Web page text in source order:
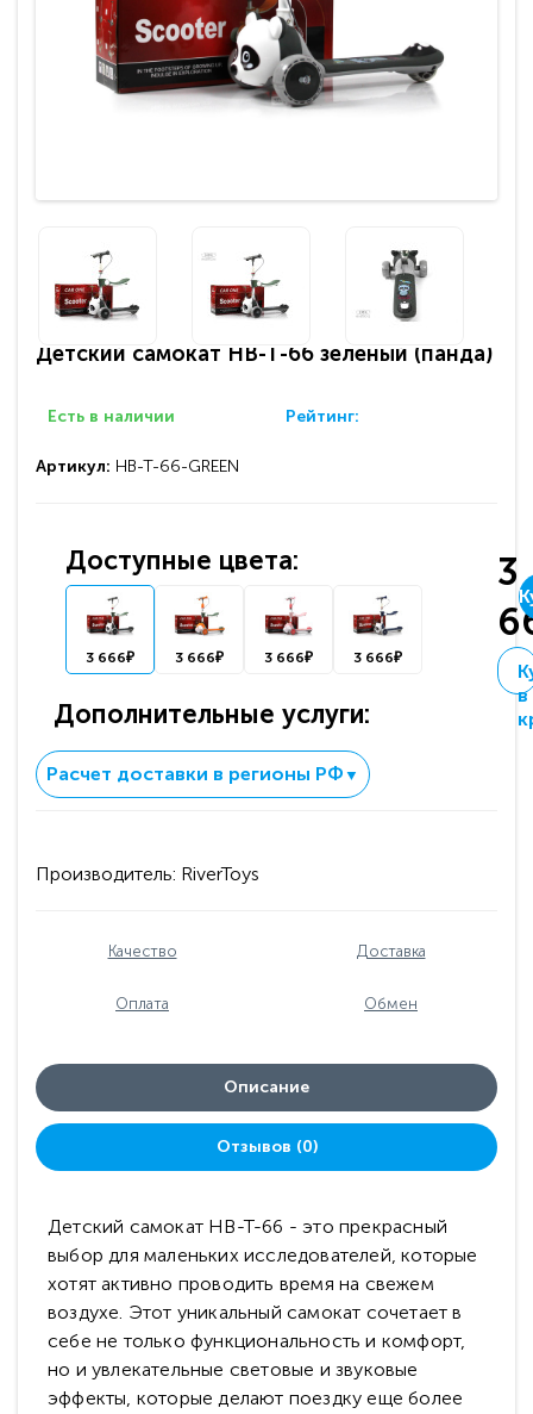
Детский самокат HB-T-66 зеленый (панда)
Есть в наличии Рейтинг:
Артикул: HB-T-66-GREEN
Доступные цвета:
3 666₽ 3 666₽ 3 666₽ 3 666₽
Дополнительные услуги:
3
в
Расчет доставки в регионы РФ ▼
Производитель: RiverToys
Качество Доставка
Оплата Обмен
Описание
Отзывов (0)
Детский самокат HB-T-66 - это прекрасный
выбор для маленьких исследователей, которые
хотят активно проводить время на свежем
воздухе. Этот уникальный самокат сочетает в
себе не только функциональность и комфорт,
но и увлекательные световые и звуковые
эффекты, которые делают поездку еще более